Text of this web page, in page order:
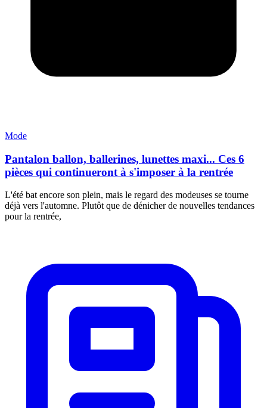
Mode
Pantalon ballon, ballerines, lunettes maxi... Ces 6
pièces qui continueront à s'imposer à la rentrée
L'été bat encore son plein, mais le regard des modeuses se tourne
déjà vers l'automne. Plutôt que de dénicher de nouvelles tendances
pour la rentrée,